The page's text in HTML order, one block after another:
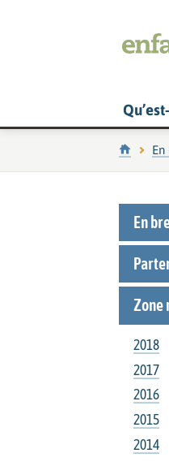
Accueil
En
Zone
2018
2017
2016
2015
2014